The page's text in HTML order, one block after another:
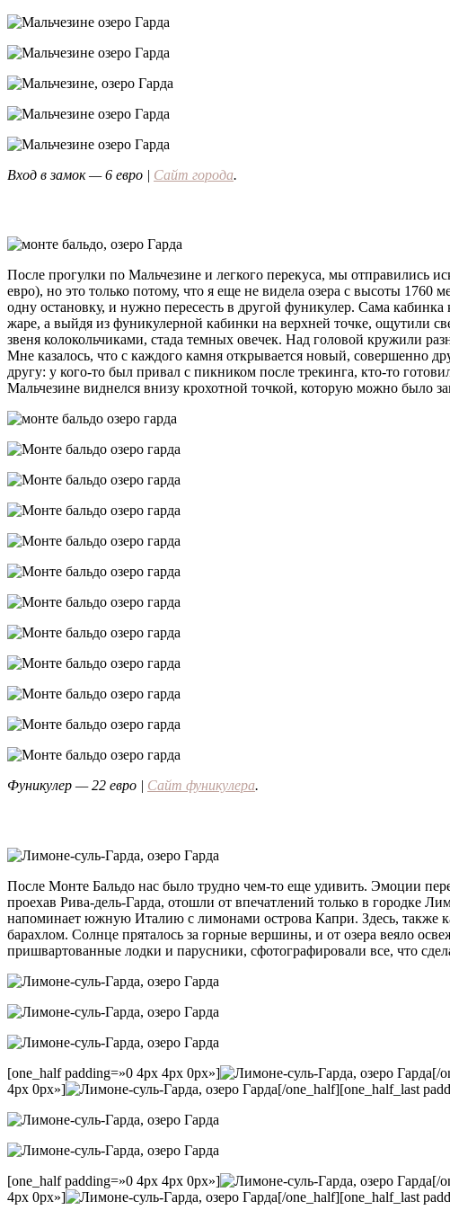
Вход в замок — 6 евро | Сайт города.
После прогулки по Мальчезине и легкого перекуса, мы
евро), но это только потому, что я еще не видела озера с высоты
одну остановку, и нужно пересесть в другой фуникулер. Сама
жаре, а выйдя из фуникулерной кабинки на верхней точке, ощутили
звеня колокольчиками, стада темных овечек. Над головой кружили
Мне казалось, что с каждого камня открывается новый, совершенно
другу: у кого-то был привал с пикником после трекинга, кто-то
Мальчезине виднелся внизу крохотной точкой, которую можно было
Фуникулер — 22 евро | Сайт фуникулера.
После Монте Бальдо нас было трудно чем-то еще удивить. Эмоции
проехав Рива-дель-Гарда, отошли от впечатлений только в городке
напоминает южную Италию с лимонами острова Капри. Здесь, также
барахлом. Солнце пряталось за горные вершины, и от озера веяло
пришвартованные лодки и парусники, сфотографировали все, что
[one_half padding=»0 4px 4px 0px»] [/
4px 0px»]
[/one_half][one_half_last
[one_half padding=»0 4px 4px 0px»] [/
4px 0px»]
[/one_half][one_half_last